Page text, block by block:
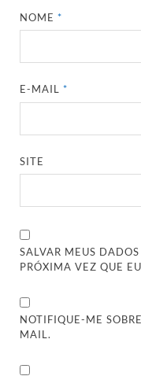
NOME*
E-MAIL*
SITE
SALVAR MEUS
PRÓXIMA VEZ QUE
NOTIFIQUE-ME
MAIL.